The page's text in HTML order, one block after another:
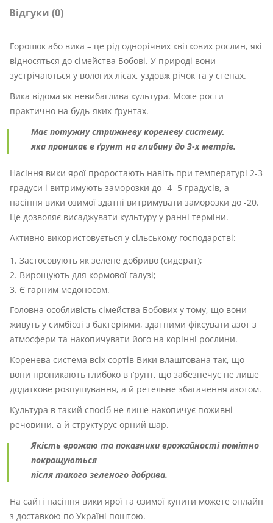
Відгуки (0)
Горошок або вика – це рід однорічних квіткових рослин, які
відносяться до сімейства Бобові. У природі вони
зустрічаються у вологих лісах, уздовж річок та у степах.
Вика відома як невибаглива культура. Може рости
практично на будь-яких ґрунтах.
Має потужну стрижневу кореневу систему,
яка проникає в ґрунт на глибину до 3-х метрів.
Насіння вики ярої проростають навіть при температурі 2-3
градуси і витримують заморозки до -4 -5 градусів, а
насіння вики озимої здатні витримувати заморозки до -20.
Це дозволяє висаджувати культуру у ранні терміни.
Активно використовується у сільському господарстві:
Застосовують як зелене добриво (сидерат);
Вирощують для кормової галузі;
Є гарним медоносом.
Головна особливість сімейства Бобових у тому, що вони
живуть у симбіозі з бактеріями, здатними фіксувати азот з
атмосфери та накопичувати його на корінні рослини.
Коренева система всіх сортів Вики влаштована так, що
вони проникають глибоко в ґрунт, що забезпечує не лише
додаткове розпушування, а й ретельне збагачення азотом.
Культура в такий спосіб не лише накопичує поживні
речовини, а й структурує орний шар.
Якість врожаю та показники врожайності помітно
покращуються
після такого зеленого добрива.
На сайті насіння вики ярої та озимої купити можете онлайн
з доставкою по Україні поштою.